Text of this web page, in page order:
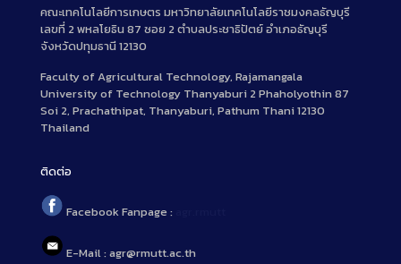
คณะเทคโนโลยีการเกษตร มหาวิทยาลัยเทคโนโลยีราชมงคลธัญบุรี
เลขที่ 2 พหลโยธิน 87 ซอย 2 ตำบลประชาธิปัตย์ อำเภอธัญบุรี
จังหวัดปทุมธานี 12130
Faculty of Agricultural Technology, Rajamangala
University of Technology Thanyaburi 2 Phaholyothin 87
Soi 2, Prachathipat, Thanyaburi, Pathum Thani 12130
Thailand
ติดต่อ
Facebook Fanpage :
E-Mail : agr@rmutt.ac.th